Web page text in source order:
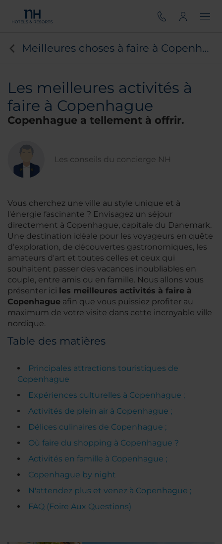
Meilleures choses à faire à Copenhague
Les meilleures activités à
faire à Copenhague
Copenhague a tellement à offrir.
Les conseils du concierge NH
Vous cherchez une ville au style unique et à
l'énergie fascinante ? Envisagez un séjour
directement à Copenhague, capitale du Danemark.
Une destination idéale pour les voyageurs en quête
d’exploration, de découvertes gastronomiques, les
amateurs d'art et toutes celles et ceux qui
souhaitent passer des vacances inoubliables en
couple, entre amis ou en famille. Nous allons vous
présenter ici les meilleures activités à faire à
Copenhague afin que vous puissiez profiter au
maximum de votre visite dans cette incroyable ville
nordique.
Table des matières
Principales attractions touristiques de
Copenhague
Expériences culturelles à Copenhague ;
Activités de plein air à Copenhague ;
Délices culinaires de Copenhague ;
Où faire du shopping à Copenhague ?
Activités en famille à Copenhague ;
Copenhague by night
N'attendez plus et venez à Copenhague ;
FAQ (Foire Aux Questions)